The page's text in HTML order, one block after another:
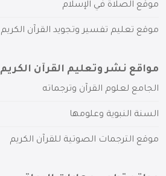
موقع الصلاة في الإسلام
موقع تعليم تفسير وتجويد القرآن الكريم
مواقع نشر وتعليم القرآن الكريم
الجامع لعلوم القرآن وترجماته
السنة النبوية وعلومها
موقع الترجمات الصوتية للقرآن الكريم